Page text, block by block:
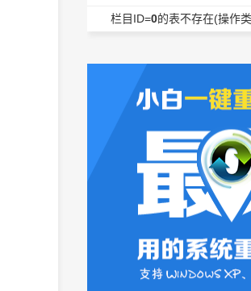
栏目ID=0的表不存在(操作